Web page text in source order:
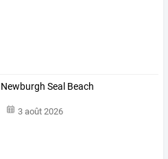
Newburgh Seal Beach
3 août 2026